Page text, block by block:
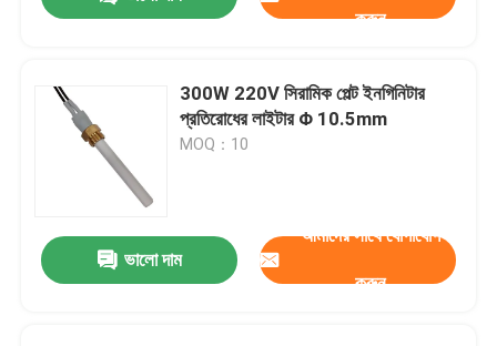
বাড়ি
করুন
300W 220V সিরামিক পেল্ট ইনগিনিটার
প্রতিরোধের লাইটার Φ 10.5mm
MOQ：10
ভালো দাম
আমাদের সাথে যোগাযোগ
করুন